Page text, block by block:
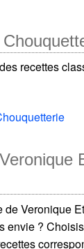
recettes
de Veronique
envie ?